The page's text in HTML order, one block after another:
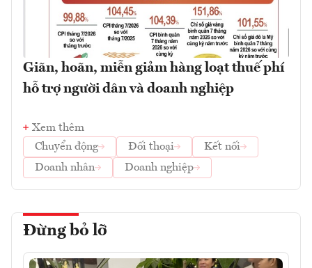
Giãn, hoãn, miễn giảm hàng loạt thuế phí
hỗ trợ người dân và doanh nghiệp
Xem thêm
Chuyển động
Đối thoại
Kết nối
Doanh nhân
Doanh nghiệp
Đừng bỏ lỡ